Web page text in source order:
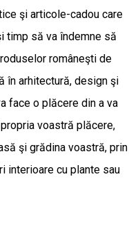
şi articole-cadou care
timp să va îndemne să
româneşti de
în arhitectură, design şi
face o plăcere din a va
voastră plăcere,
şi grădina voastră, prin
interioare cu plante sau